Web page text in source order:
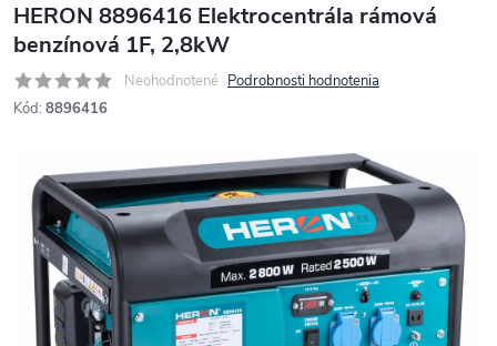
HERON 8896416 Elektrocentrála rámová
benzínová 1F, 2,8kW
Neohodnotené Podrobnosti hodnotenia
Kód: 8896416